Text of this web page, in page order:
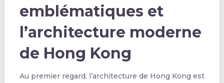
emblématiques et
l’architecture moderne
de Hong Kong
Au premier regard, l’architecture de Hong Kong est